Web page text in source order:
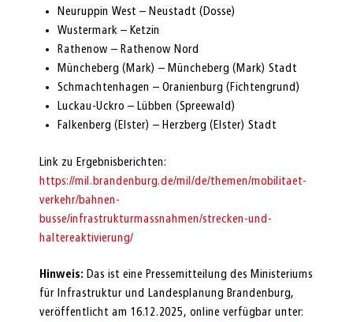
Neuruppin West – Neustadt (Dosse)
Wustermark – Ketzin
Rathenow – Rathenow Nord
Müncheberg (Mark) – Müncheberg (Mark) Stadt
Schmachtenhagen – Oranienburg (Fichtengrund)
Luckau-Uckro – Lübben (Spreewald)
Falkenberg (Elster) – Herzberg (Elster) Stadt
Link zu Ergebnisberichten:
https://mil.brandenburg.de/mil/de/themen/mobilitaet-
verkehr/bahnen-
busse/infrastrukturmassnahmen/strecken-und-
haltereaktivierung/
Hinweis: Das ist eine Pressemitteilung des Ministeriums
für Infrastruktur und Landesplanung Brandenburg,
veröffentlicht am 16.12.2025, online verfügbar unter: